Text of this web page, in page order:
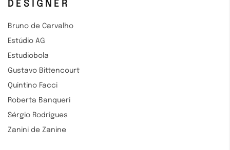
DESIGNER
Bruno de Carvalho
Estúdio AG
Estudiobola
Gustavo Bittencourt
Quintino Facci
Roberta Banqueri
Sérgio Rodrigues
Zanini de Zanine